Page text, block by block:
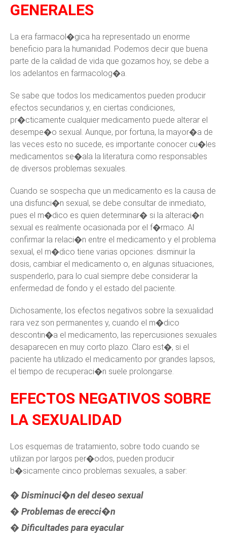
GENERALES
La era farmacol�gica ha representado un enorme
beneficio para la humanidad. Podemos decir que buena
parte de la calidad de vida que gozamos hoy, se debe a
los adelantos en farmacolog�a.
Se sabe que todos los medicamentos pueden producir
efectos secundarios y, en ciertas condiciones,
pr�cticamente cualquier medicamento puede alterar el
desempe�o sexual. Aunque, por fortuna, la mayor�a de
las veces esto no sucede, es importante conocer cu�les
medicamentos se�ala la literatura como responsables
de diversos problemas sexuales.
Cuando se sospecha que un medicamento es la causa de
una disfunci�n sexual, se debe consultar de inmediato,
pues el m�dico es quien determinar� si la alteraci�n
sexual es realmente ocasionada por el f�rmaco. Al
confirmar la relaci�n entre el medicamento y el problema
sexual, el m�dico tiene varias opciones: disminuir la
dosis, cambiar el medicamento o, en algunas situaciones,
suspenderlo, para lo cual siempre debe considerar la
enfermedad de fondo y el estado del paciente.
Dichosamente, los efectos negativos sobre la sexualidad
rara vez son permanentes y, cuando el m�dico
descontin�a el medicamento, las repercusiones sexuales
desaparecen en muy corto plazo. Claro est�, si el
paciente ha utilizado el medicamento por grandes lapsos,
el tiempo de recuperaci�n suele prolongarse.
EFECTOS NEGATIVOS SOBRE
LA SEXUALIDAD
Los esquemas de tratamiento, sobre todo cuando se
utilizan por largos per�odos, pueden producir
b�sicamente cinco problemas sexuales, a saber:
� Disminuci�n del deseo sexual
� Problemas de erecci�n
� Dificultades para eyacular